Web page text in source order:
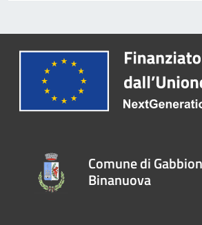
Comune di
Binanuova